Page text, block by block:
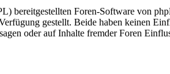
bereitgestellten Foren-Software von
gestellt. Beide haben keinen
oder auf Inhalte fremder Foren